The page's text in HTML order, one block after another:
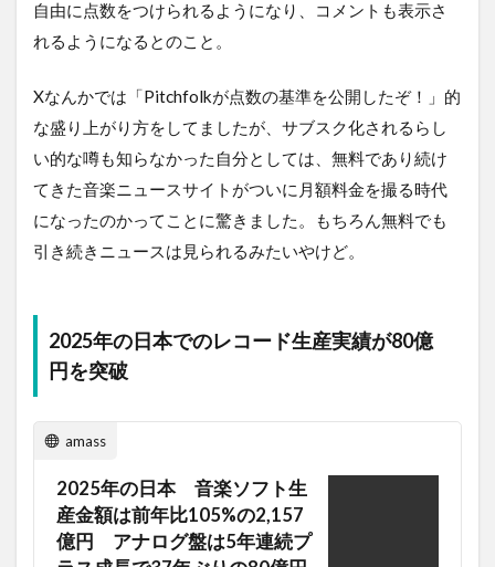
自由に点数をつけられるようになり、コメントも表示さ
れるようになるとのこと。
Xなんかでは「Pitchfolkが点数の基準を公開したぞ！」的
な盛り上がり方をしてましたが、サブスク化されるらし
い的な噂も知らなかった自分としては、無料であり続け
てきた音楽ニュースサイトがついに月額料金を撮る時代
になったのかってことに驚きました。もちろん無料でも
引き続きニュースは見られるみたいやけど。
2025年の日本でのレコード生産実績が80億
円を突破
amass
2025年の日本 音楽ソフト生
産金額は前年比105%の2,157
億円 アナログ盤は5年連続プ